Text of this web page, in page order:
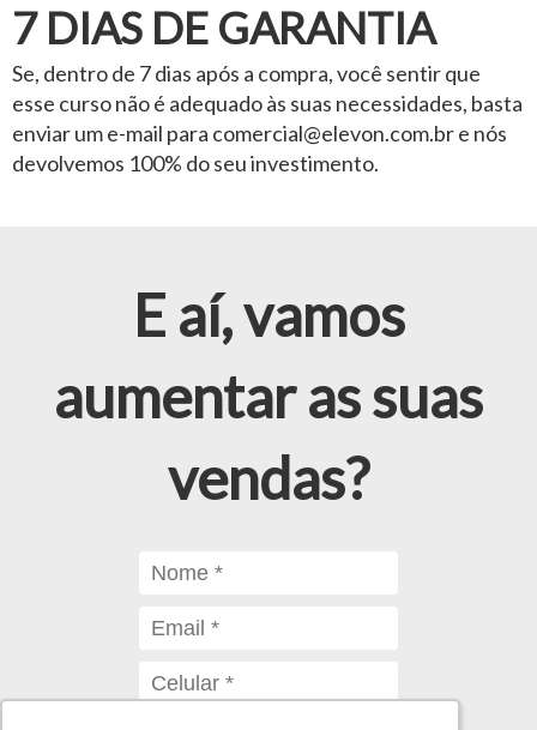
7 DIAS DE GARANTIA
Se, dentro de 7 dias após a compra, você sentir que
esse curso não é adequado às suas necessidades, basta
enviar um e-mail para comercial@elevon.com.br e nós
devolvemos 100% do seu investimento.
E aí, vamos
aumentar as suas
vendas?